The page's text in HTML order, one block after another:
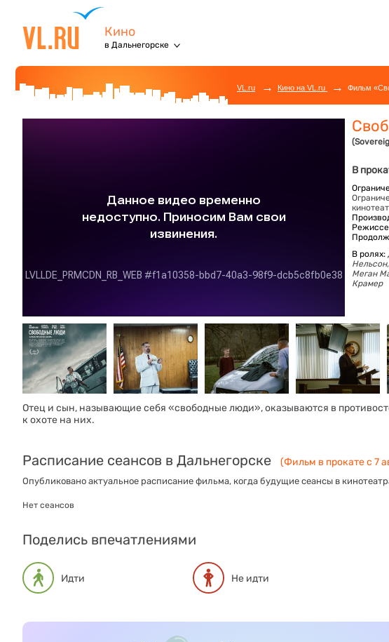
Кино
в Дальнегорске
VL.ru → Кино на VL.ru → Фильм
В
В ролях:
Нельсон,
Меган
Крамер
Отец и сын, называющие себя «свободные люди», оказываются в
к охоте на них.
Расписание сеансов в Дальнегорске (Фильм в прокате с 7
Опубликовано актуальное расписание фильма, когда будущие сеансы в
Нет сеансов
Поделись впечатлениями
Идти Не идти